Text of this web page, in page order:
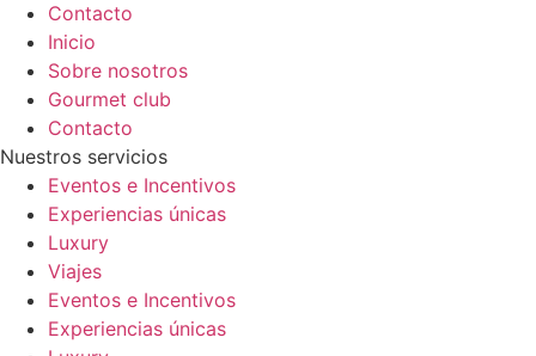
Contacto
Inicio
Sobre nosotros
Gourmet club
Contacto
Nuestros servicios
Eventos e Incentivos
Experiencias únicas
Luxury
Viajes
Eventos e Incentivos
Experiencias únicas